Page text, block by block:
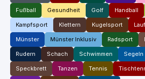
Fußball Gesundheit Golf Handball
Kampfsport Klettern Kugelsport
Münster Münster Inklusiv Radsport
Rudern Schach Schwimmen Segeln
Speckbrett Tanzen Tennis